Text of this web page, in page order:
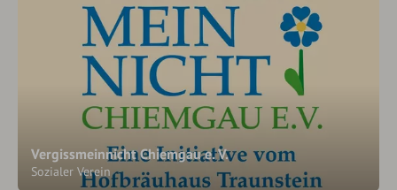
Vergissmeinnicht Chiemgau e. V.
Sozialer Verein